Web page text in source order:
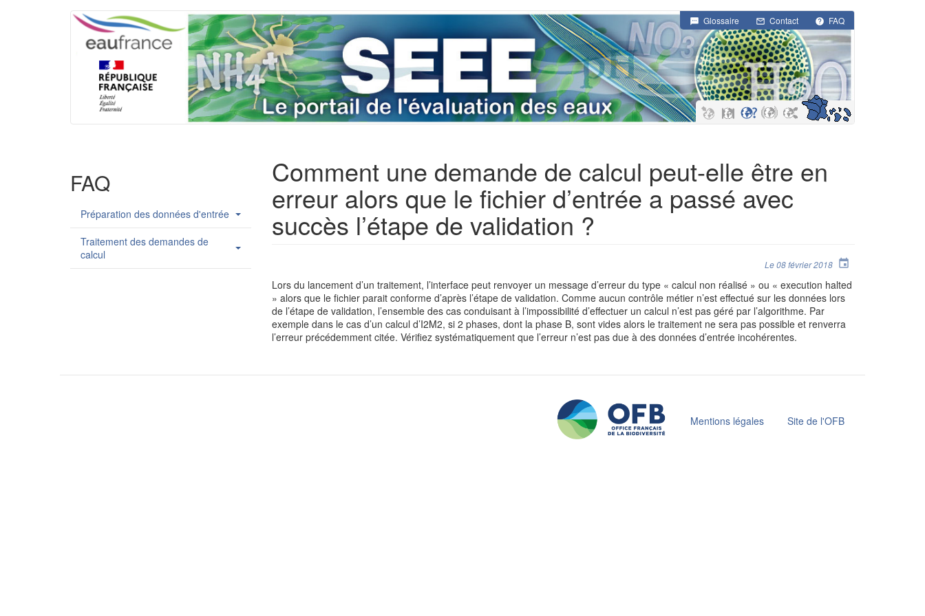
Glossaire Contact FAQ
Navigation
principale
FAQ
Préparation des données d'entrée
Traitement des demandes de
calcul
Comment une demande de calcul peut-elle être en
erreur alors que le fichier d’entrée a passé avec
succès l’étape de validation ?
Le 08 février 2018
Lors du lancement d’un traitement, l’interface peut renvoyer un message d’erreur du type « calcul non réalisé » ou « execution halted
» alors que le fichier parait conforme d’après l’étape de validation. Comme aucun contrôle métier n’est effectué sur les données lors
de l’étape de validation, l’ensemble des cas conduisant à l’impossibilité d’effectuer un calcul n’est pas géré par l’algorithme. Par
exemple dans le cas d’un calcul d’I2M2, si 2 phases, dont la phase B, sont vides alors le traitement ne sera pas possible et renverra
l’erreur précédemment citée. Vérifiez systématiquement que l’erreur n’est pas due à des données d’entrée incohérentes.
Mentions légales Site de l'OFB